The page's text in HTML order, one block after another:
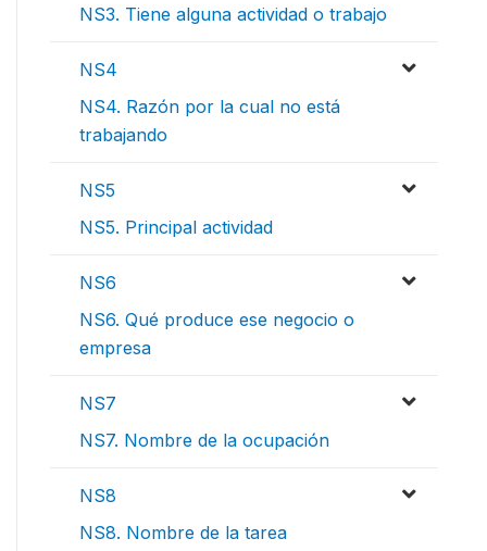
NS3. Tiene alguna actividad o trabajo
NS4
NS4. Razón por la cual no está
trabajando
NS5
NS5. Principal actividad
NS6
NS6. Qué produce ese negocio o
empresa
NS7
NS7. Nombre de la ocupación
NS8
NS8. Nombre de la tarea